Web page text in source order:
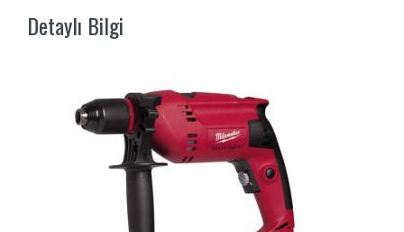
Detaylı Bilgi